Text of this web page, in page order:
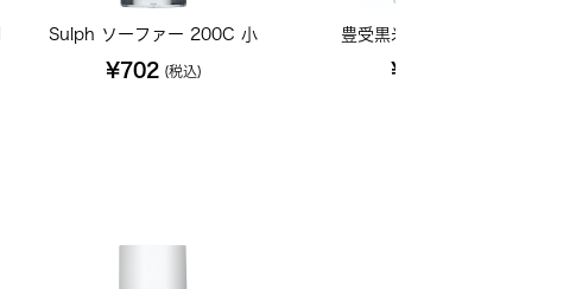
Sulph ソーファー 200C 小
¥702 (税込)
豊受黒米 1kg【2024年産】
¥1,846